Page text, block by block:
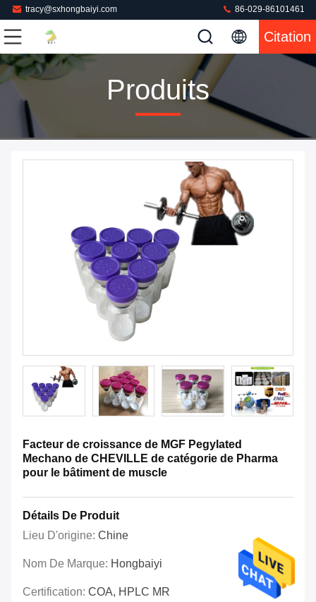
tracy@sxhongbaiyi.com 86-029-86101461
Citation
Produits
Facteur de croissance de MGF Pegylated
Mechano de CHEVILLE de catégorie de Pharma
pour le bâtiment de muscle
Détails De Produit
Lieu D'origine: Chine
Nom De Marque: Hongbaiyi
Certification: COA, HPLC MR